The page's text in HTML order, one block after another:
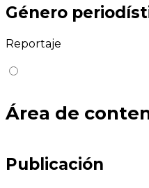
Género
Reportaje
Área de
Publicación